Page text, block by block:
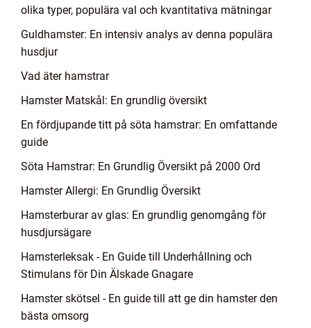
olika typer, populära val och kvantitativa mätningar
Guldhamster: En intensiv analys av denna populära
husdjur
Vad äter hamstrar
Hamster Matskål: En grundlig översikt
En fördjupande titt på söta hamstrar: En omfattande
guide
Söta Hamstrar: En Grundlig Översikt på 2000 Ord
Hamster Allergi: En Grundlig Översikt
Hamsterburar av glas: En grundlig genomgång för
husdjursägare
Hamsterleksak - En Guide till Underhållning och
Stimulans för Din Älskade Gnagare
Hamster skötsel - En guide till att ge din hamster den
bästa omsorg